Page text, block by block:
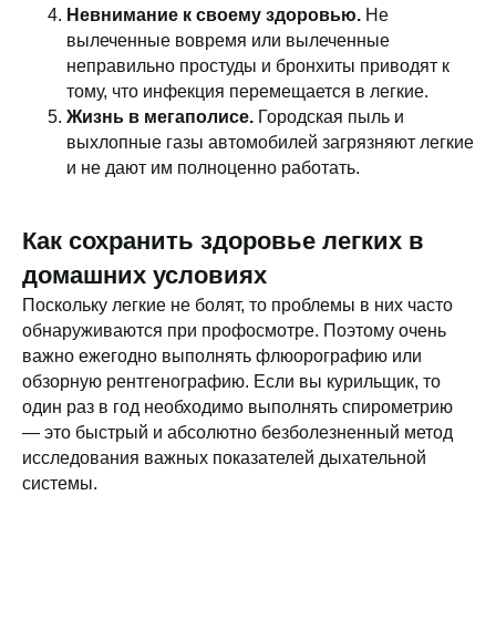
Невнимание к своему здоровью. Не
вылеченные вовремя или вылеченные
неправильно простуды и бронхиты приводят к
тому, что инфекция перемещается в легкие.
Жизнь в мегаполисе. Городская пыль и
выхлопные газы автомобилей загрязняют легкие
и не дают им полноценно работать.
Как сохранить здоровье легких в
домашних условиях
Поскольку легкие не болят, то проблемы в них часто
обнаруживаются при профосмотре. Поэтому очень
важно ежегодно выполнять флюорографию или
обзорную рентгенографию. Если вы курильщик, то
один раз в год необходимо выполнять спирометрию
— это быстрый и абсолютно безболезненный метод
исследования важных показателей дыхательной
системы.